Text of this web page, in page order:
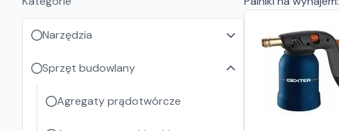
Narzędzia
Sprzęt budowlany
Agregaty prądotwórcze